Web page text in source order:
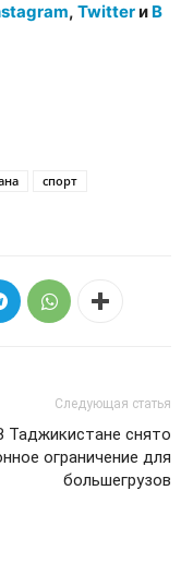
, Twitterи В
спорт
Следующая статья
Таджикистане снято
ограничение для
большегрузов